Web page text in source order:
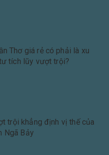
Thơ giá rẻ có phải là xu
tích lũy vượt trội?
trội khẳng định vị thế của
Ngã Bảy